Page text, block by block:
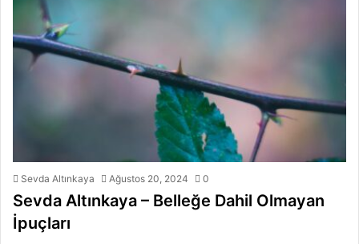
Sevda Altınkaya Ağustos 20, 2024 0
Sevda Altınkaya – Belleğe Dahil Olmayan
İpuçları